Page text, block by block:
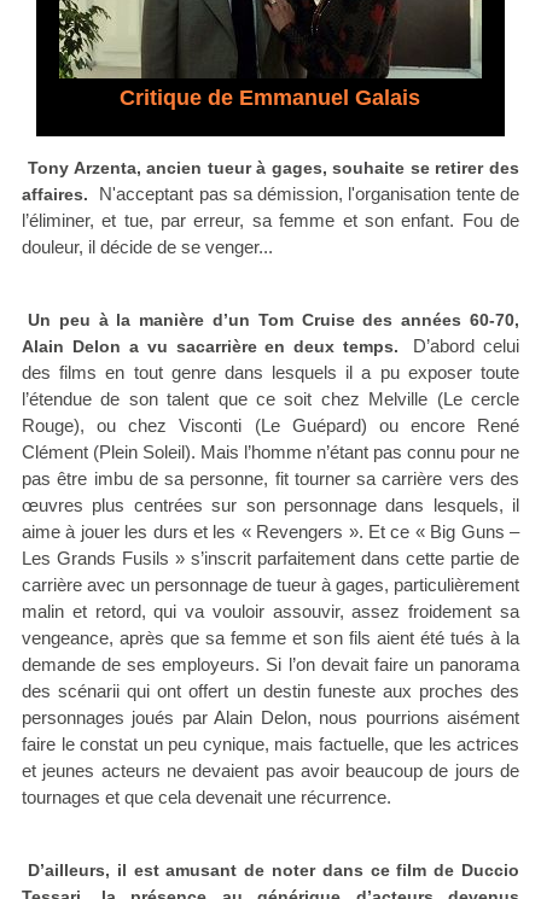
Critique de Emmanuel Galais
Tony Arzenta, ancien tueur à gages, souhaite se retirer des
affaires.
N'acceptant pas sa démission, l'organisation tente de
l’éliminer, et tue, par erreur, sa femme et son enfant. Fou de
douleur, il décide de se venger...
Un peu à la manière d’un Tom Cruise des années 60-70,
Alain Delon a vu sacarrière en deux temps.
D’abord celui
des films en tout genre dans lesquels il a pu exposer toute
l’étendue de son talent que ce soit chez Melville (Le cercle
Rouge), ou chez Visconti (Le Guépard) ou encore René
Clément (Plein Soleil). Mais l’homme n’étant pas connu pour ne
pas être imbu de sa personne, fit tourner sa carrière vers des
œuvres plus centrées sur son personnage dans lesquels, il
aime à jouer les durs et les « Revengers ». Et ce « Big Guns –
Les Grands Fusils » s’inscrit parfaitement dans cette partie de
carrière avec un personnage de tueur à gages, particulièrement
malin et retord, qui va vouloir assouvir, assez froidement sa
vengeance, après que sa femme et son fils aient été tués à la
demande de ses employeurs. Si l’on devait faire un panorama
des scénarii qui ont offert un destin funeste aux proches des
personnages joués par Alain Delon, nous pourrions aisément
faire le constat un peu cynique, mais factuelle, que les actrices
et jeunes acteurs ne devaient pas avoir beaucoup de jours de
tournages et que cela devenait une récurrence.
D’ailleurs, il est amusant de noter dans ce film de Duccio